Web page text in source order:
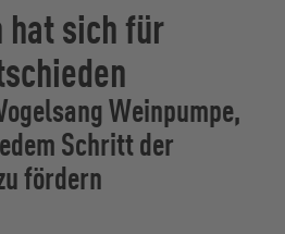
hat sich für
Weinpumpe,
Schritt der
fördern